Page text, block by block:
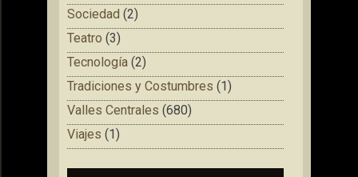
Sociedad (2)
Teatro (3)
Tecnología (2)
Tradiciones y Costumbres (1)
Valles Centrales (680)
Viajes (1)